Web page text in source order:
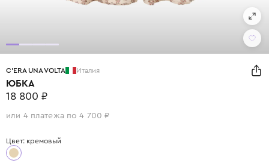
C'ERA UNA VOLTA Италия
ЮБКА
18 800 ₽
или 4 платежа по 4 700 ₽
Цвет: кремовый